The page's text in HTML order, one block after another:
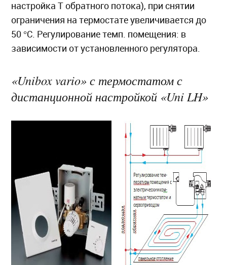
настройка T обратного потока), при снятии
ограничения на термостате увеличивается до
50 °C. Регулирование темп. помещения: в
зависимости от установленного регулятора.
«Unibox vario» с термостатом с
дистанционной настройкой «Uni LH»